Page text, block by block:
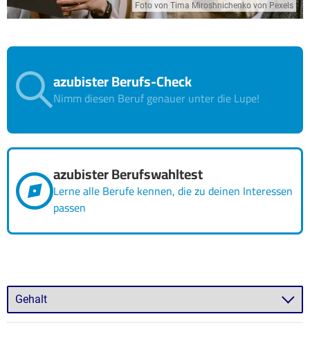
Foto von Tima Miroshnichenko von Pexels
azubister Berufs-Check
Nimm diesen Beruf genauer unter die Lupe!
azubister Berufswahltest
Lerne alle Berufe kennen, die zu deinen Interessen
passen